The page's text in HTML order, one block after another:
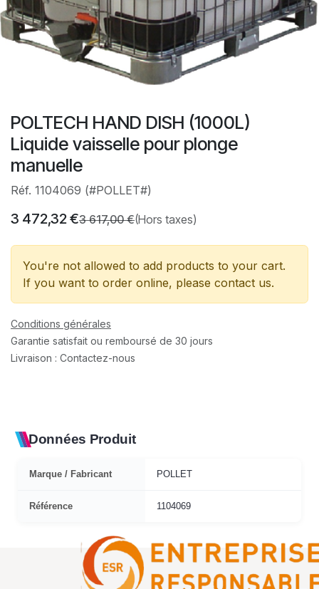
POLTECH HAND DISH (1000L)
Liquide vaisselle pour plonge
manuelle
Réf. 1104069 (#POLLET#)
3 472,32€3 617,00€(Hors taxes)
You're not allowed to add products to your cart.
If you want to order online, please contact us.
Conditions générales
Garantie satisfait ou remboursé de 30 jours
Livraison : Contactez-nous
Données Produit
Marque / Fabricant POLLET
Référence 1104069